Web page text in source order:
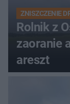
ZNISZCZENIE
Rolnik z
zaoranie
areszt